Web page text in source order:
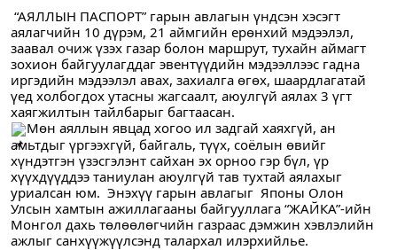
аялагчийн 10 дүрэм, 21 аймгийн ерөнхий мэдээлэл,
заавал очиж үзэх газар болон маршрут, тухайн аймагт
зохион байгуулагддаг эвентүүдийн мэдээллээс гадна
иргэдийн мэдээлэл авах, захиалга өгөх, шаардлагатай
үед холбогдох утасны жагсаалт, аюулгүй аялах 3 үгт
хаягжилтын тайлбарыг багтаасан.
Мөн аяллын явцад хогоо ил задгай хаяхгүй, ан
амьтдыг үргээхгүй, байгаль, түүх, соёлын өвийг
хүндэтгэн үзэсгэлэнт сайхан эх орноо гэр бүл, үр
хүүхдүүддээ таниулан аюулгүй тав тухтай аялахыг
уриалсан юм.  Энэхүү гарын авлагыг  Японы Олон
Улсын хамтын ажиллагааны байгууллага “ЖАЙКА”-ийн
Монгол дахь төлөөлөгчийн газраас дэмжин хэвлэлийн
ажлыг санхүүжүүлсэнд талархал илэрхийлье.